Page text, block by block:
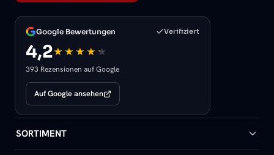
Google Bewertungen Verifiziert
4,2
393 Rezensionen auf Google
Auf Google ansehen
SORTIMENT